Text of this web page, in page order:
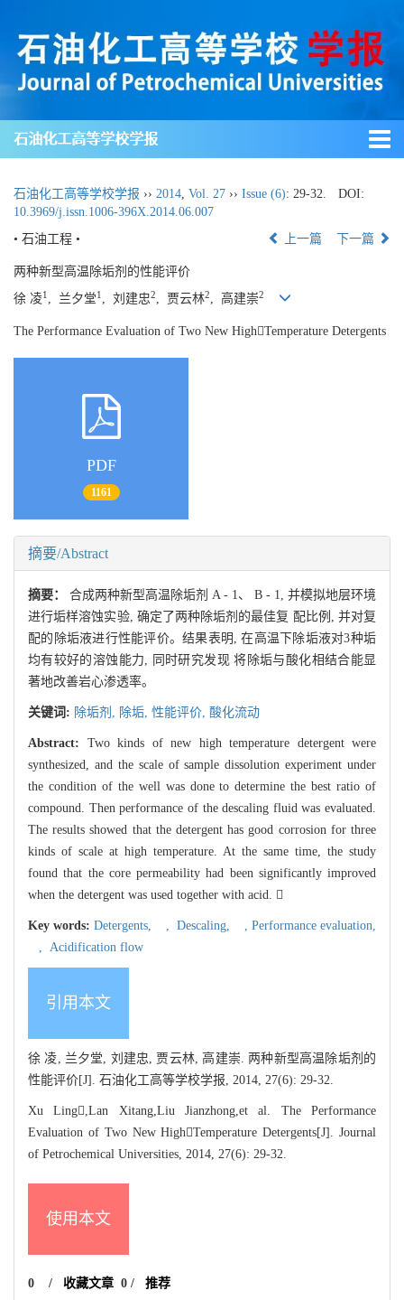
石油化工高等学校学报
石油化工高等学校学报 ›› 2014 Vol. 27 ›› Issue (6): 29-32.
DOI:
10.3969/j.issn.1006-396X.2014.06.007
• 石油工程 •
上一篇 下一篇
两种新型高温除垢剂的性能评价
徐 凌1 , 兰夕堂1 , 刘建忠2, 贾云林2, 高建崇2
The Performance Evaluation of Two New HighTemperature Detergents
PDF
1161
摘要/Abstract
摘要： 合成两种新型高温除垢剂 A - 1、 B - 1, 并模拟地层环境
进行垢样溶蚀实验, 确定了两种除垢剂的最佳复 配比例, 并对复
配的除垢液进行性能评价。结果表明, 在高温下除垢液对3种垢
均有较好的溶蚀能力, 同时研究发现 将除垢与酸化相结合能显
著地改善岩心渗透率。
关键词: 除垢剂, 除垢, 性能评价, 酸化流动
Abstract: Two kinds of new high temperature detergent were
synthesized, and the scale of sample dissolution experiment under
the condition of the well was done to determine the best ratio of
compound. Then performance of the descaling fluid was evaluated.
The results showed that the detergent has good corrosion for three
kinds of scale at high temperature. At the same time, the study
found that the core permeability had been significantly improved
when the detergent was used together with acid. 
Key words: Detergents, , Descaling, , Performance evaluation,
, Acidification flow
引用本文
徐 凌, 兰夕堂, 刘建忠, 贾云林, 高建崇. 两种新型高温除垢剂的
性能评价[J]. 石油化工高等学校学报, 2014, 27(6): 29-32.
Xu Ling,Lan Xitang,Liu Jianzhong,et al. The Performance
Evaluation of Two New HighTemperature Detergents[J]. Journal
of Petrochemical Universities, 2014, 27(6): 29-32.
使用本文
0 / 收藏文章 0/ 推荐